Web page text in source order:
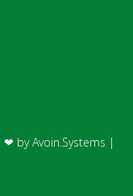
❤ byAvoin.Systems |